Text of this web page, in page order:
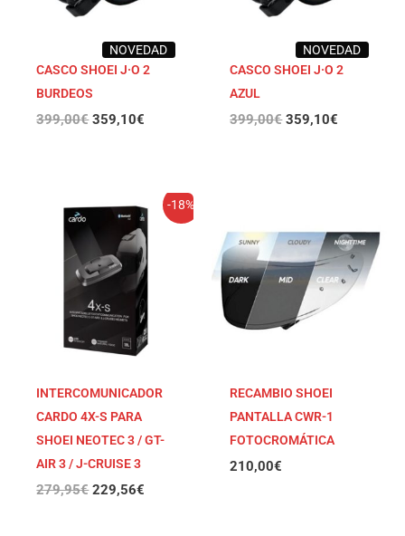
NOVEDAD
CASCO SHOEI J·O 2
BURDEOS
399,00€ 359,10€
NOVEDAD
CASCO SHOEI J·O 2
AZUL
399,00€ 359,10€
-18%
INTERCOMUNICADOR
CARDO 4X-S PARA
SHOEI NEOTEC 3 / GT-
AIR 3 / J-CRUISE 3
279,95€
precio
original
era:
279,95€.
229,56€
precio
actual
229,56€.
RECAMBIO SHOEI
PANTALLA CWR-1
FOTOCROMÁTICA
210,00€